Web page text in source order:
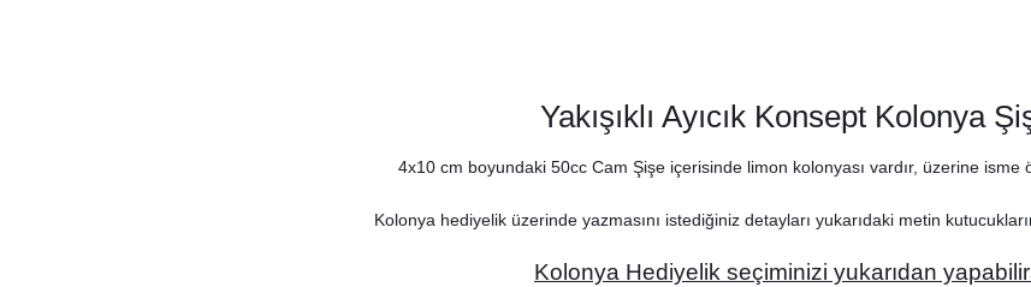
Yakışıklı Ayıcık Konsept Kolonya
4x10 cm boyundaki 50cc Cam Şişe içerisinde limon kolonyası vardır, üzerine isme
Kolonya hediyelik üzerinde yazmasını istediğiniz detayları yukarıdaki metin
Kolonya Hediyelik seçiminizi yukarıdan